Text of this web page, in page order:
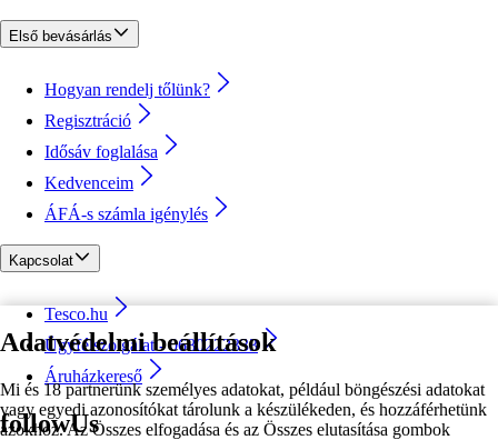
Adatvédelmi beállítások
Mi és 18 partnerünk személyes adatokat, például böngészési adatokat
vagy egyedi azonosítókat tárolunk a készülékeden, és hozzáférhetünk
azokhoz. Az Összes elfogadása és az Összes elutasítása gombok
Első bevásárlás
Hogyan rendelj tőlünk?
Regisztráció
Idősáv foglalása
Kedvenceim
ÁFÁ-s számla igénylés
Kapcsolat
Tesco.hu
Ügyfélszolgálat - 0680222333
Áruházkereső
followUs